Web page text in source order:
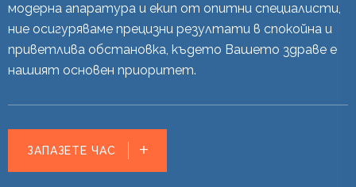
модерна апаратура и екип от опитни специалисти,
ние осигуряваме прецизни резултати в спокойна и
приветлива обстановка, където Вашето здраве е
нашият основен приоритет.
ЗАПАЗЕТЕ ЧАС